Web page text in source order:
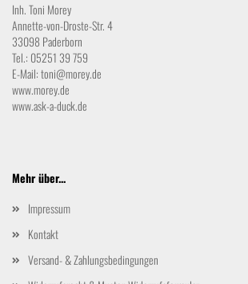
Inh. Toni Morey
Annette-von-Droste-Str. 4
33098 Paderborn
Tel.: 05251 39 759
E-Mail:toni@morey.de
www.morey.de
www.ask-a-duck.de
Mehr über...
Impressum
Kontakt
Versand- & Zahlungsbedingungen